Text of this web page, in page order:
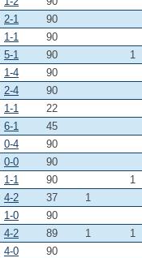
2-1
90
1-1
90
5-1 90
1
1-4
90
2-4
90
1-1
22
6-1
45
0-4
90
0-0
90
1-1 90
1
4-2 37
1
1-0
90
4-2 89 1
1
4-0
90